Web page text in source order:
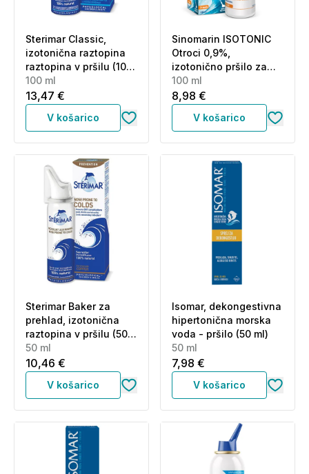
Sterimar Classic,
izotonična raztopina
raztopina v pršilu (100
ml)
100 ml
13,47 €
V košarico
Sinomarin ISOTONIC
Otroci 0,9%,
izotonično pršilo za
nos (100 ml)
100 ml
8,98 €
V košarico
Sterimar Baker za
prehlad, izotonična
raztopina v pršilu (50
ml)
50 ml
10,46 €
V košarico
Isomar, dekongestivna
hipertonična morska
voda - pršilo (50 ml)
50 ml
7,98 €
V košarico